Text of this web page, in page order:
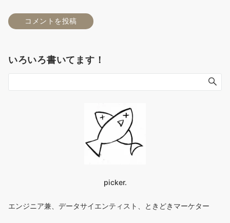
いろいろ書いてます！
picker.
エンジニア兼、データサイエンティスト、ときどきマーケター